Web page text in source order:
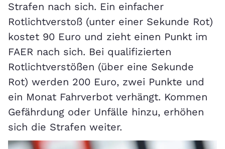
Strafen nach sich. Ein einfacher
Rotlichtverstoß (unter einer Sekunde Rot)
kostet 90 Euro und zieht einen Punkt im
FAER nach sich. Bei qualifizierten
Rotlichtverstößen (über eine Sekunde
Rot) werden 200 Euro, zwei Punkte und
ein Monat Fahrverbot verhängt. Kommen
Gefährdung oder Unfälle hinzu, erhöhen
sich die Strafen weiter.